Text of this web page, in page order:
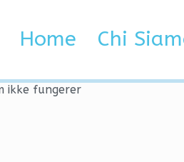
Home Chi
ikke fungerer